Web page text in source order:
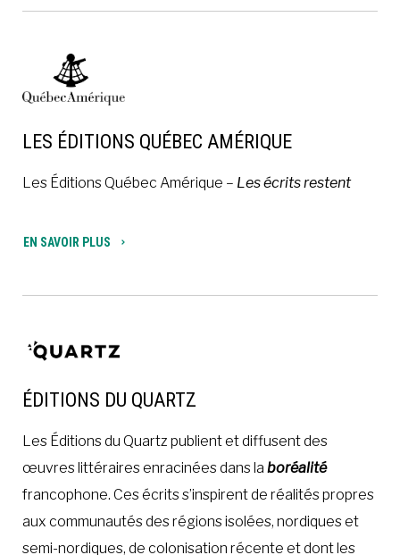
LES ÉDITIONS QUÉBEC AMÉRIQUE
Les Éditions Québec Amérique – Les écrits restent
EN SAVOIR PLUS
ÉDITIONS DU QUARTZ
Les Éditions du Quartz publient et diffusent des
œuvres littéraires enracinées dans la boréalité
francophone. Ces écrits s’inspirent de réalités propres
aux communautés des régions isolées, nordiques et
semi-nordiques, de colonisation récente et dont les